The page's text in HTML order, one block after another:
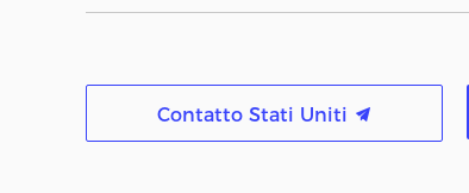
Contatto Stati Uniti